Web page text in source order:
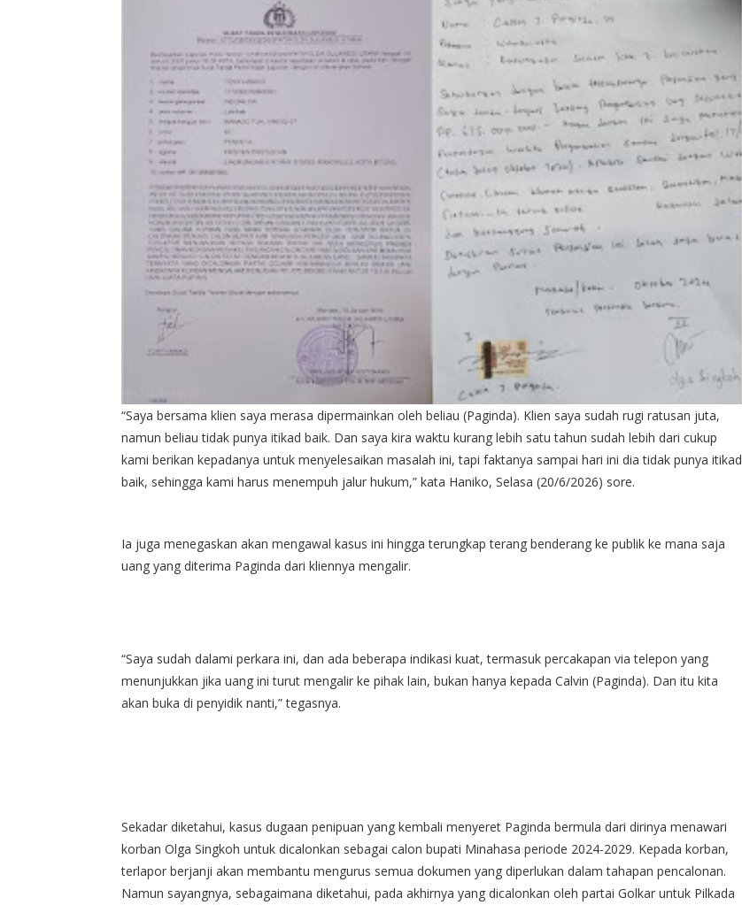
“Saya bersama klien saya merasa dipermainkan oleh beliau (Paginda). Klien saya sudah rugi ratusan juta,
namun beliau tidak punya itikad baik. Dan saya kira waktu kurang lebih satu tahun sudah lebih dari cukup
kami berikan kepadanya untuk menyelesaikan masalah ini, tapi faktanya sampai hari ini dia tidak punya itikad
baik, sehingga kami harus menempuh jalur hukum,” kata Haniko, Selasa (20/6/2026) sore.
Ia juga menegaskan akan mengawal kasus ini hingga terungkap terang benderang ke publik ke mana saja
uang yang diterima Paginda dari kliennya mengalir.
“Saya sudah dalami perkara ini, dan ada beberapa indikasi kuat, termasuk percakapan via telepon yang
menunjukkan jika uang ini turut mengalir ke pihak lain, bukan hanya kepada Calvin (Paginda). Dan itu kita
akan buka di penyidik nanti,” tegasnya.
Sekadar diketahui, kasus dugaan penipuan yang kembali menyeret Paginda bermula dari dirinya menawari
korban Olga Singkoh untuk dicalonkan sebagai calon bupati Minahasa periode 2024-2029. Kepada korban,
terlapor berjanji akan membantu mengurus semua dokumen yang diperlukan dalam tahapan pencalonan.
Namun sayangnya, sebagaimana diketahui, pada akhirnya yang dicalonkan oleh partai Golkar untuk Pilkada